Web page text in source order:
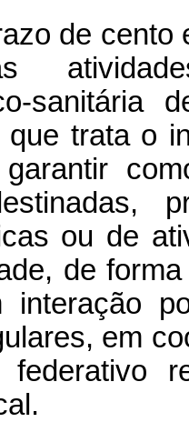
de cento
que trata o
ou de
de
interação
em